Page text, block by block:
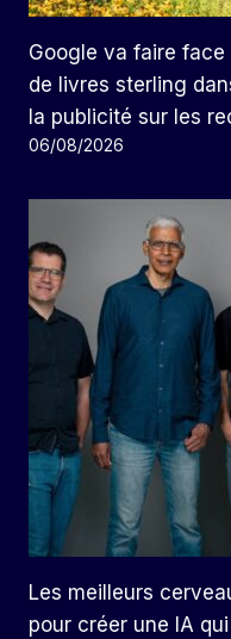
Google va faire
de livres sterling
la publicité sur les
06/08/2026
Les meilleurs
pour créer une IA